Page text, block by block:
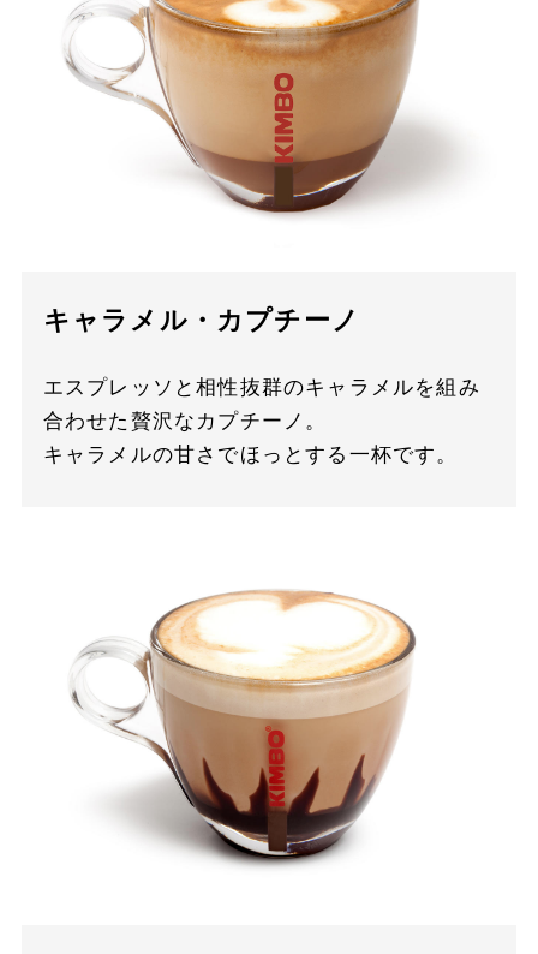
キャラメル・カプチーノ
エスプレッソと相性抜群のキャラメルを組み
合わせた贅沢なカプチーノ。
キャラメルの甘さでほっとする一杯です。